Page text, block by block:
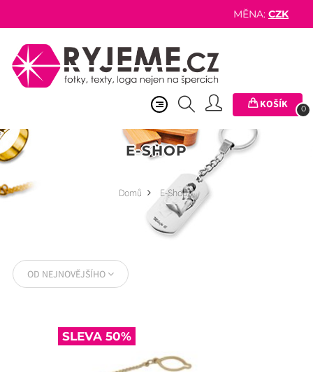
MĚNA: CZK
KOŠÍK 0
E-SHOP
Domů E-Shop
OD NEJNOVĚJŠÍHO
SLEVA 50%